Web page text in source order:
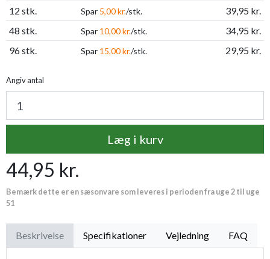
12 stk.
Spar 5,00 kr./stk.
39,95 kr.
48 stk.
Spar 10,00 kr./stk.
34,95 kr.
96 stk.
Spar 15,00 kr./stk. 29,95 kr.
Angiv antal
Læg i kurv
44,95 kr.
Bemærk dette er en sæsonvare som leveres i perioden fra uge 2 til uge
51
Beskrivelse Specifikationer Vejledning FAQ